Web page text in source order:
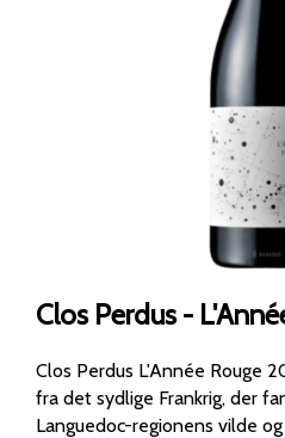
Clos Perdus -
Clos Perdus L'Année Rouge
fra det sydlige Frankrig, der
Languedoc-regionens vilde